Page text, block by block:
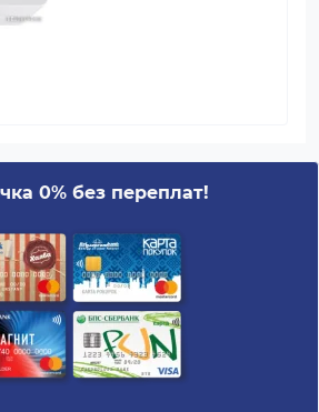
0% без переплат!